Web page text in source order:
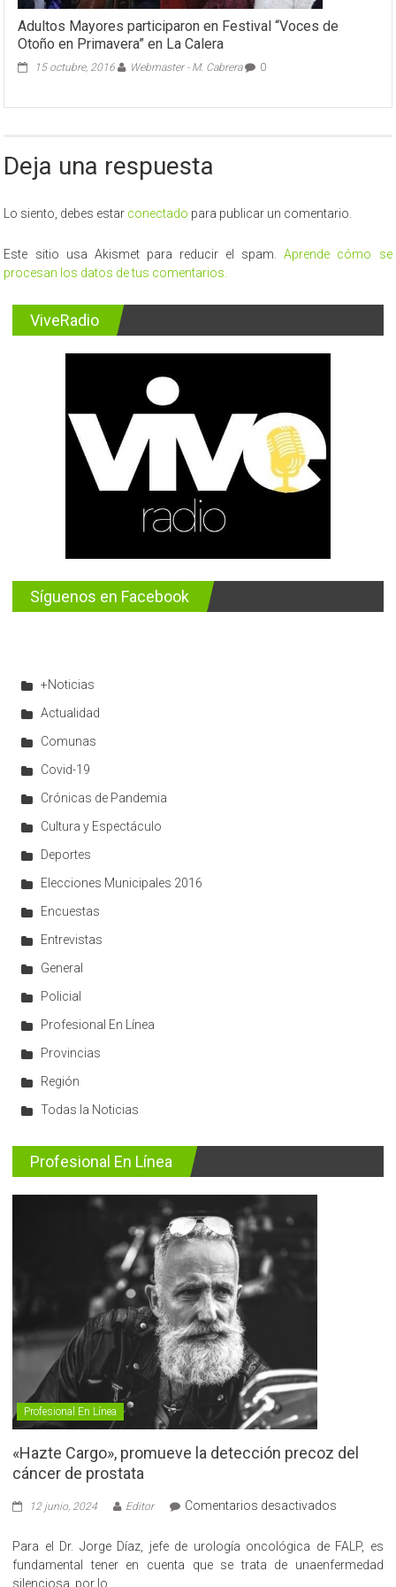
Adultos Mayores participaron en Festival “Voces de
Otoño en Primavera” en La Calera
15 octubre, 2016 Webmaster - M. Cabrera 0
Deja una respuesta
Lo siento, debes estar conectado para publicar un comentario.
Este sitio usa Akismet para reducir el spam.Aprende cómo se
procesan los datos de tus comentarios.
ViveRadio
Síguenos en Facebook
+Noticias
Actualidad
Comunas
Covid-19
Crónicas de Pandemia
Cultura y Espectáculo
Deportes
Elecciones Municipales 2016
Encuestas
Entrevistas
General
Policial
Profesional En Línea
Provincias
Región
Todas la Noticias
Profesional En Línea
Profesional En Línea
«Hazte Cargo», promueve la detección precoz del
cáncer de prostata
12 junio, 2024 Editor Comentarios desactivados
Cargo»,
promueve
Para el Dr. Jorge Díaz, jefe de urología oncológica de FALP, es
fundamental tener en cuenta que se trata de unaenfermedad
silenciosa, por lo